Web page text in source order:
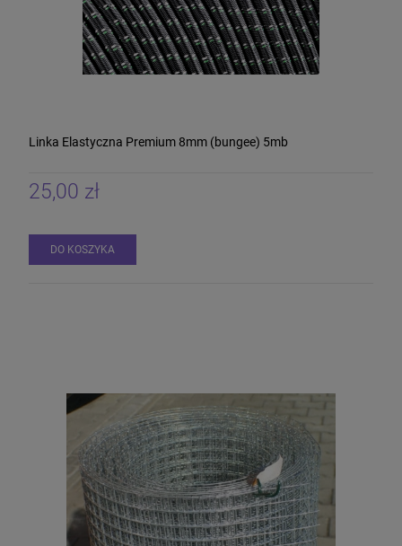
Siatka pcv 120 cm drobne oczko
50mb/techniczna
290,00 zł
DO KOSZYKA
Linka Elastyczna Premium 8mm (bungee) 5mb
25,00 zł
DO KOSZYKA